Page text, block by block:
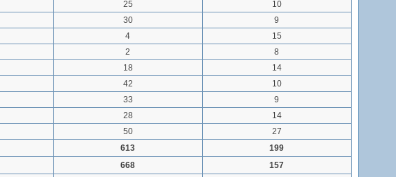
25
10
30
9
4
15
2
8
18
14
42
10
33
9
28
14
50
27
613
199
668
157